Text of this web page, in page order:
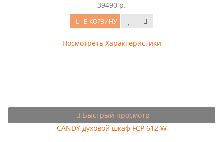
39490 р.
В КОРЗИНУ
Посмотреть Характеристики
Быстрый просмотр
CANDY духовой шкаф FCP 612 W